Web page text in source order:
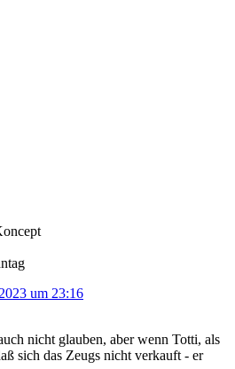
um 23:16
nicht glauben, aber wenn Totti, als
sich das Zeugs nicht verkauft - er